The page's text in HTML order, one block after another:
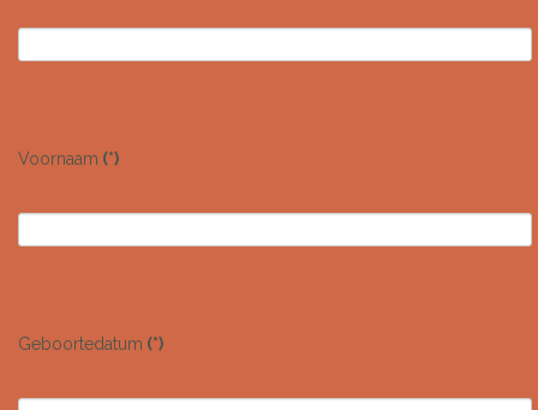
Voornaam (*)
Geboortedatum (*)